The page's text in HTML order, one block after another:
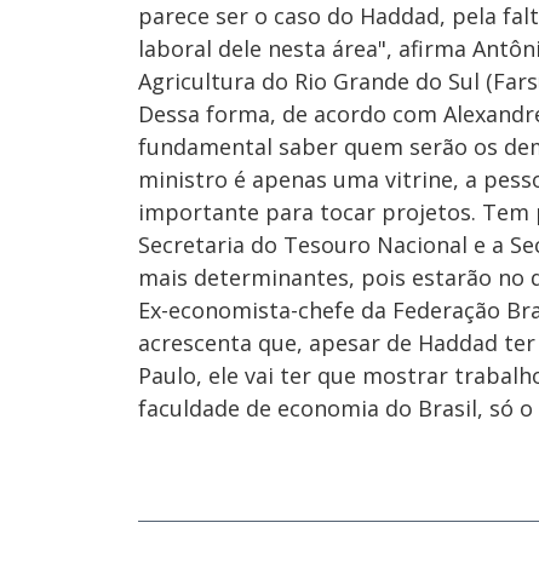
parece ser o caso do Haddad, pela
laboral dele nesta área", afirma
Agricultura do Rio Grande do Sul
Dessa forma, de acordo com
fundamental saber quem serão os
ministro é apenas uma vitrine, a
importante para tocar projetos. Tem
Secretaria do Tesouro Nacional e a
mais determinantes, pois estarão no
Ex-economista-chefe da Federação
acrescenta que, apesar de Haddad
Paulo, ele vai ter que mostrar
faculdade de economia do Brasil, só